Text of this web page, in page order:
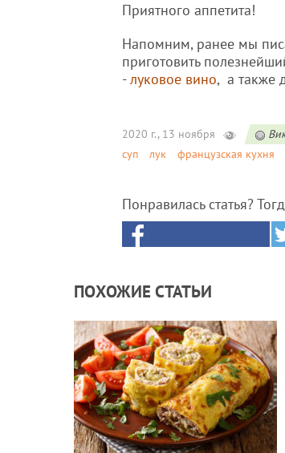
Приятного аппетита!
Напомним, ранее мы
приготовить
-луковое вино, а также
2020 г., 13 ноября
суп
лук французская кухня
Понравилась статья?
ПОХОЖИЕ СТАТЬИ